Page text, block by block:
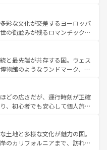
気候が異なるスペインはその個
性で訪れる人を魅了する。 なお、新着のスペイン情報は コ
しい。
いる。華麗な宮殿、歴史的な大
て豊かな自然が、訪れる者を心
ンスは美食の国としても知ら
であるランス、プロヴァンスの
、多彩な楽しみ方が可能だ。さ
魅力が溢れており、どの街角に
ぞれで全く異なる文化を体験で
、新着のフランス情報はコンテンツ一覧
彩な文化が交差するヨーロッパ
の街並みが残るロマンチック街
歩いても飽きることがない。ベ
エルン州のアルプスの絶景、そ
畑といった風景は必見。ビール
ほしい。 なお、新着の
覧を参照してほしい。
と最先端が共存する国。ウェス
物館のようなランドマーク、歴
る。また、優雅なアフタヌーン
まらない英国パブ、サッカー観
きる体験も豊富。イギリスを旅
。
どの広さだが、運行時刻が正確
、初心者でも安心して個人旅行
、スイスならではのユニークな
光だけでなく町歩きも満喫する
が高いため物価も高いが、旅行
土地と多様な文化が魅力の国。
のカリフォルニアまで、訪れる